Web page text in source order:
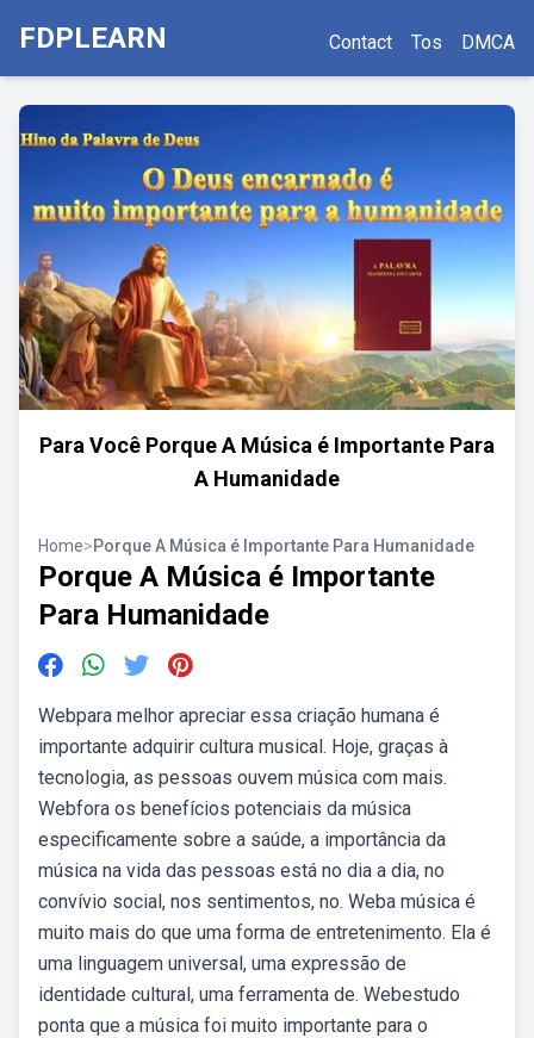
FDPLEARN Contact Tos DMCA
Para Você Porque A Música é Importante Para
A Humanidade
Home>Porque A Música é Importante Para Humanidade
Porque A Música é Importante
Para Humanidade
Webpara melhor apreciar essa criação humana é
importante adquirir cultura musical. Hoje, graças à
tecnologia, as pessoas ouvem música com mais.
Webfora os benefícios potenciais da música
especificamente sobre a saúde, a importância da
música na vida das pessoas está no dia a dia, no
convívio social, nos sentimentos, no. Weba música é
muito mais do que uma forma de entretenimento. Ela é
uma linguagem universal, uma expressão de
identidade cultural, uma ferramenta de. Webestudo
ponta que a música foi muito importante para o